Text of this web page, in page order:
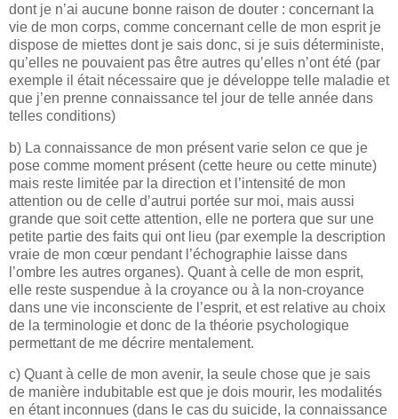
dont je n’ai aucune bonne raison de douter : concernant la
vie de mon corps, comme concernant celle de mon esprit je
dispose de miettes dont je sais donc, si je suis déterministe,
qu’elles ne pouvaient pas être autres qu’elles n’ont été (par
exemple il était nécessaire que je développe telle maladie et
que j’en prenne connaissance tel jour de telle année dans
telles conditions)
b) La connaissance de mon présent varie selon ce que je
pose comme moment présent (cette heure ou cette minute)
mais reste limitée par la direction et l’intensité de mon
attention ou de celle d’autrui portée sur moi, mais aussi
grande que soit cette attention, elle ne portera que sur une
petite partie des faits qui ont lieu (par exemple la description
vraie de mon cœur pendant l’échographie laisse dans
l’ombre les autres organes). Quant à celle de mon esprit,
elle reste suspendue à la croyance ou à la non-croyance
dans une vie inconsciente de l’esprit, et est relative au choix
de la terminologie et donc de la théorie psychologique
permettant de me décrire mentalement.
c) Quant à celle de mon avenir, la seule chose que je sais
de manière indubitable est que je dois mourir, les modalités
en étant inconnues (dans le cas du suicide, la connaissance